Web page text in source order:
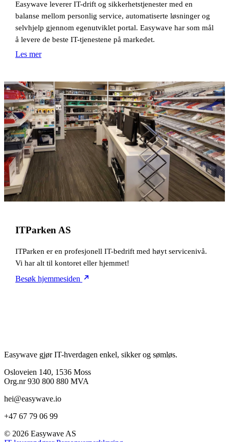
Easywave leverer IT-drift og sikkerhetstjenester med en
balanse mellom personlig service, automatiserte løsninger og
selvhjelp gjennom egenutviklet portal. Easywave har som mål
å levere de beste IT-tjenestene på markedet.
Les mer
ITParken AS
ITParken er en profesjonell IT-bedrift med høyt servicenivå.
Vi har alt til kontoret eller hjemmet!
Besøk hjemmesiden
Easywave gjør IT-hverdagen enkel, sikker og sømløs.
Osloveien 140, 1536 Moss
Org.nr 930 800 880 MVA
hei@easywave.io
+47 67 79 06 99
© 2026 Easywave AS